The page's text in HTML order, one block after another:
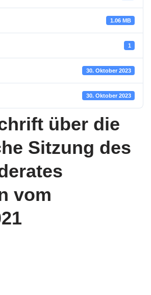
1.06 MB
1
30. Oktober 2023
30. Oktober 2023
über die
Sitzung des
vom